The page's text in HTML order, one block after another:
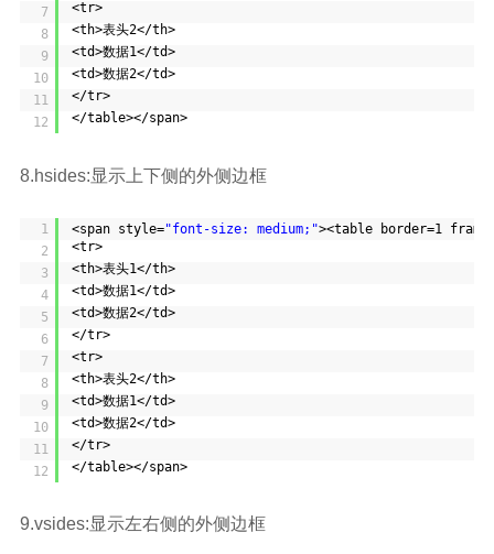
7
8
9
10
11
12
<tr>
<th>表头2</th>
<td>数据1</td>
<td>数据2</td>
</tr>
</table></span>
8.hsides:显示上下侧的外侧边框
1
2
3
4
5
6
7
8
9
10
11
12
<span style="font-size: medium;"><table border=1
<tr>
<th>表头1</th>
<td>数据1</td>
<td>数据2</td>
</tr>
<tr>
<th>表头2</th>
<td>数据1</td>
<td>数据2</td>
</tr>
</table></span>
9.vsides:显示左右侧的外侧边框